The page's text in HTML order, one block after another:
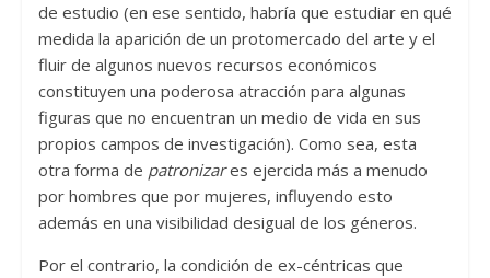
de estudio (en ese sentido, habría que estudiar en qué
medida la aparición de un protomercado del arte y el
fluir de algunos nuevos recursos económicos
constituyen una poderosa atracción para algunas
figuras que no encuentran un medio de vida en sus
propios campos de investigación). Como sea, esta
otra forma de patronizares ejercida más a menudo
por hombres que por mujeres, influyendo esto
además en una visibilidad desigual de los géneros.
Por el contrario, la condición de ex-céntricas que